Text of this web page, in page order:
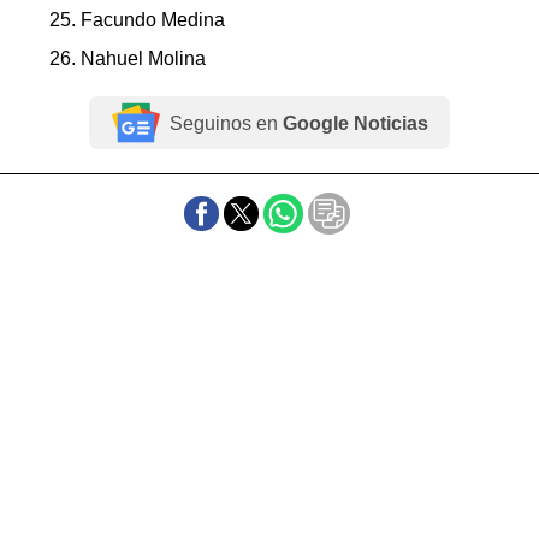
25. Facundo Medina
26. Nahuel Molina
Seguinos en Google Noticias